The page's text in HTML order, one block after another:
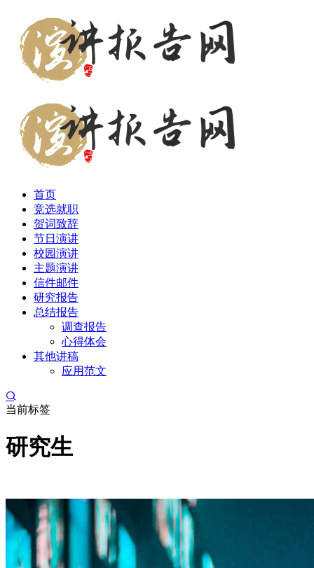
首页
竞选就职
贺词致辞
节日演讲
校园演讲
主题演讲
信件邮件
研究报告
总结报告
调查报告
心得体会
其他讲稿
应用范文
当前标签
研究生